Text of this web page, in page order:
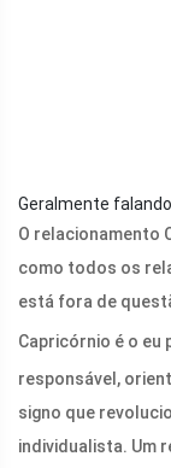
Geralmente falando
O relacionamento
como todos os
está fora de
Capricórnio é o eu
responsável,
signo que
individualista. Um